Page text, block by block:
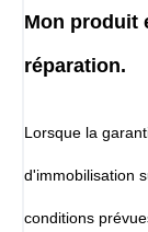
Mon produit
réparation.
Lorsque la
d'immobilisation
conditions